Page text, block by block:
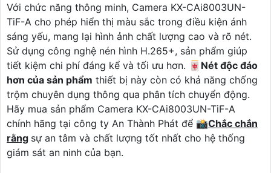
Với chức năng thông minh, Camera KX-CAi8003UN-
TiF-A cho phép hiển thị màu sắc trong điều kiện ánh
sáng yếu, mang lại hình ảnh chất lượng cao và rõ nét.
Sử dụng công nghệ nén hình H.265+, sản phẩm giúp
tiết kiệm chi phí đáng kể và tối ưu hơn. 🀄 Nét độc đáo
hơn của sản phẩm thiết bị này còn có khả năng chống
trộm chuyên dụng thông qua phân tích chuyển động.
Hãy mua sản phẩm Camera KX-CAi8003UN-TiF-A
chính hãng tại công ty An Thành Phát để 📸Chắc chắn
rằng sự an tâm và chất lượng tốt nhất cho hệ thống
giám sát an ninh của bạn.